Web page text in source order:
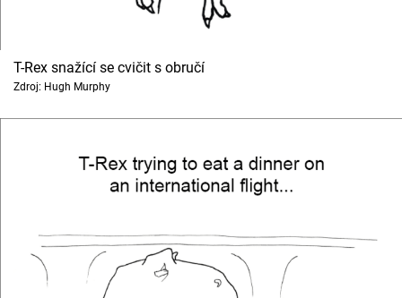
T-Rex snažící se cvičit s obručí
Zdroj: Hugh Murphy